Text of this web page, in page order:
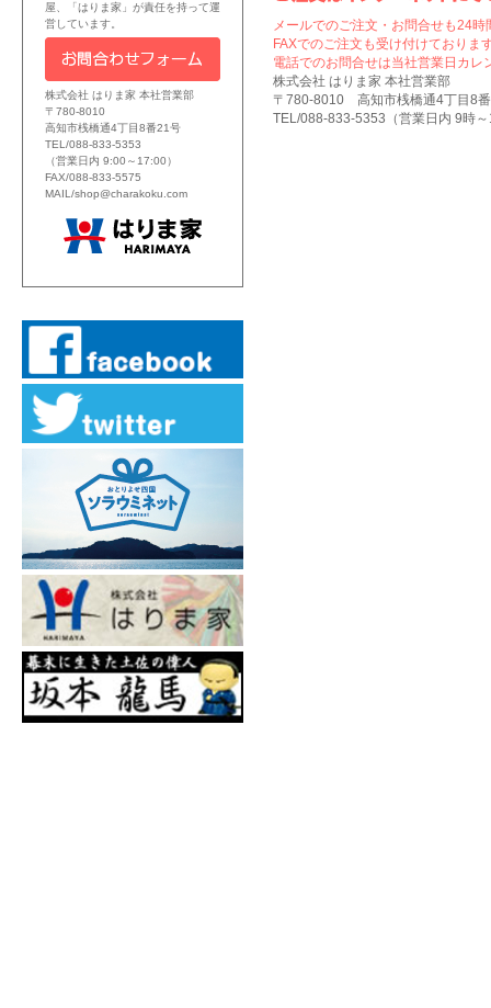
メールでのご注文・お問合せも24
FAXでのご注文も受け付けておりま
電話でのお問合せは当社営業日カレ
株式会社 はりま家 本社営業部
〒780-8010 高知市桟橋通4丁目8
TEL/088-833-5353（営業日内 9時
屋、「はりま家」が責任を持って運
営しています。
株式会社 はりま家 本社営業部
〒780-8010
高知市桟橋通4丁目8番21号
TEL/088-833-5353
（営業日内 9:00～17:00）
FAX/088-833-5575
MAIL/shop@charakoku.com